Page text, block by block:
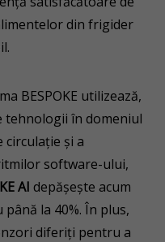
din frigider
BESPOKE utilizează,
tehnologii în domeniul
circulație și a
software-ului,
AI depășește acum
la 40%. În plus,
diferiți pentru a